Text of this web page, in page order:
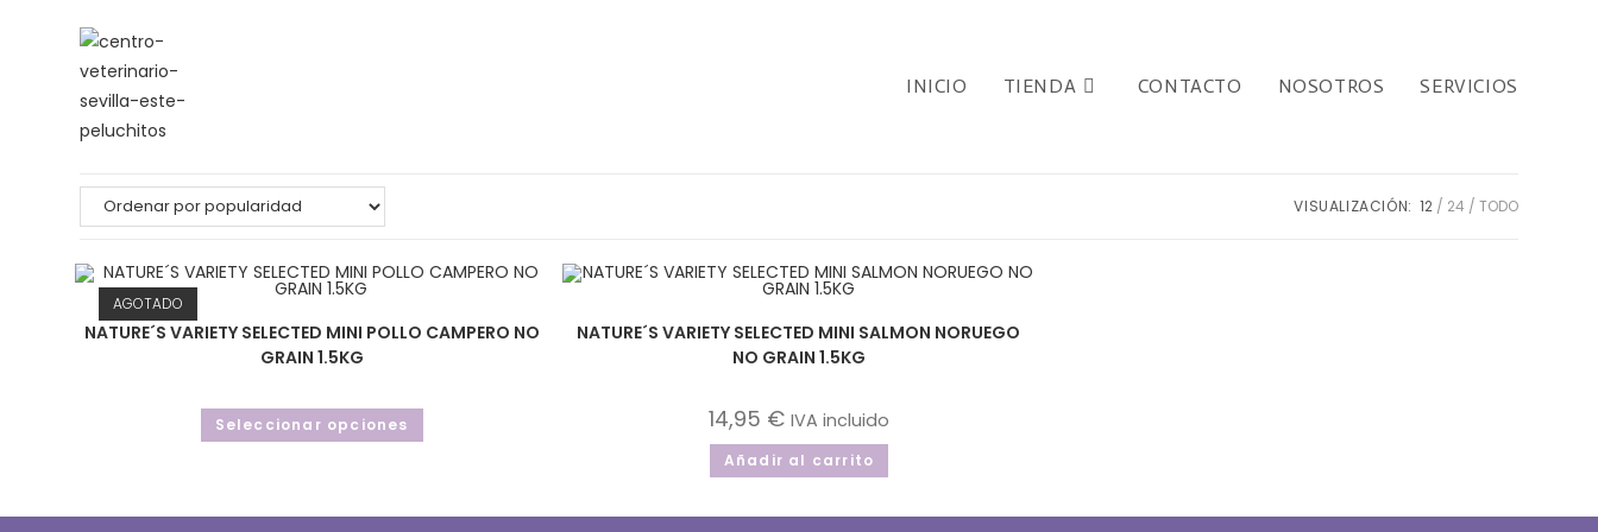
contenido
INICIO TIENDA CONTACTO NOSOTROS SERVICIOS
VISUALIZACIÓN: 12 24 TODO
AGOTADO
NATURE´S VARIETY SELECTED MINI POLLO CAMPERO NO
GRAIN 1.5KG
Seleccionar opciones Este
tiene
opciones
NATURE´S VARIETY SELECTED MINI SALMON NORUEGO
NO GRAIN 1.5KG
14,95 € IVA incluido
Añadir al carrito